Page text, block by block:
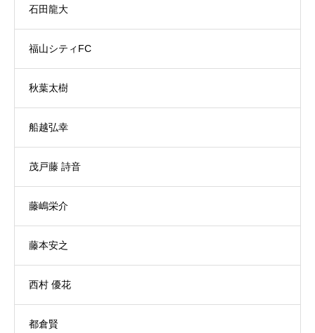
石田龍大
福山シティFC
秋葉太樹
船越弘幸
茂戸藤 詩音
藤嶋栄介
藤本安之
西村 優花
都倉賢